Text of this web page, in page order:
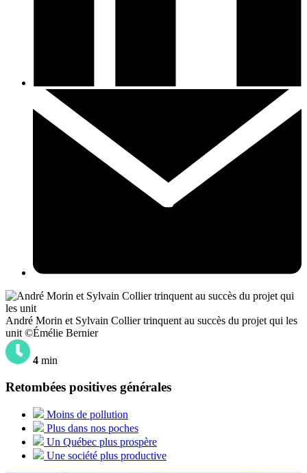
André Morin et Sylvain Collier trinquent au succès du projet qui les
unit ©Émélie Bernier
4 min
Retombées positives générales
Moins de pollution
Plus dans nos poches
Un Québec plus prospère
Une société plus productive